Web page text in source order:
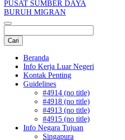
PUSAT SUMBER DAYA
BURUH MIGRAN
Beranda
Info Kerja Luar Negeri
Kontak Penting
Guidelines
#4914 (no title)
#4918 (no title)
#4913 (no title)
#4915 (no title)
Info Negara Tujuan
Singapura